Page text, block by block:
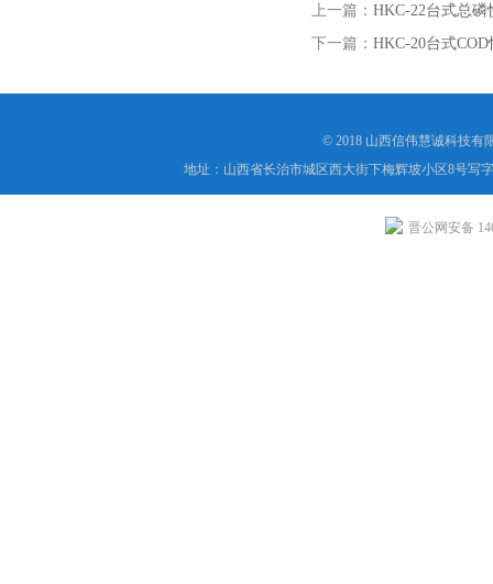
上一篇： HKC-22台式总磷
下一篇： HKC-20台式
© 2018 山西信伟慧诚科技有
地址：山西省长治市城区西大街下梅辉坡小区8号写
晋公网安备